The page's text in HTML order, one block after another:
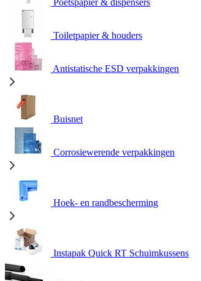
Toiletpapier & houders
Antistatische ESD verpakkingen
Buisnet
Corrosiewerende verpakkingen
Hoek- en randbescherming
Instapak Quick RT Schuimkussens